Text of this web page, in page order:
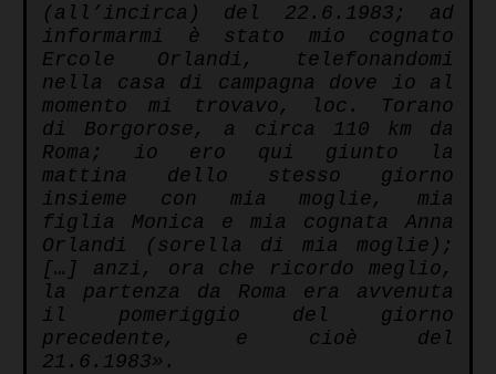
(all’incirca) del 22.6.1983; ad
informarmi è stato mio cognato
Ercole Orlandi, telefonandomi
nella casa di campagna dove io al
momento mi trovavo, loc. Torano
di Borgorose, a circa 110 km da
Roma; io ero qui giunto la
mattina dello stesso giorno
insieme con mia moglie, mia
figlia Monica e mia cognata Anna
Orlandi (sorella di mia moglie);
[…] anzi, ora che ricordo meglio,
la partenza da Roma era avvenuta
il pomeriggio del giorno
precedente, e cioè del
21.6.1983».